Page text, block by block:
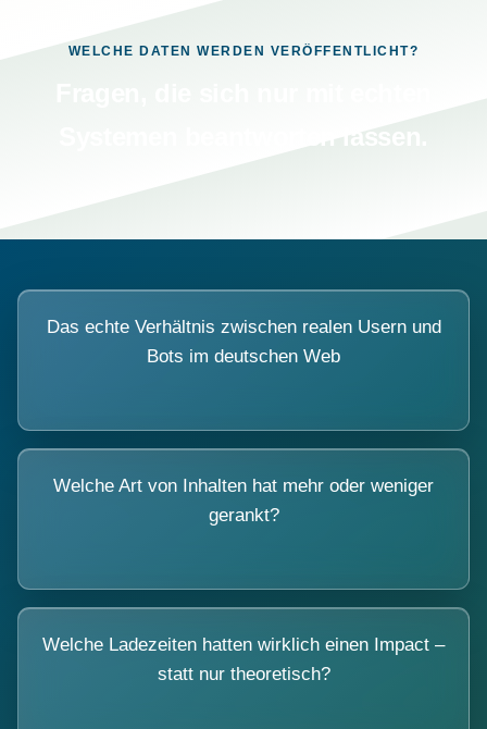
WELCHE DATEN WERDEN VERÖFFENTLICHT?
Das echte Verhältnis zwischen realen Usern und
Bots im deutschen Web
Welche Art von Inhalten hat mehr oder weniger
gerankt?
Welche Ladezeiten hatten wirklich einen Impact –
statt nur theoretisch?